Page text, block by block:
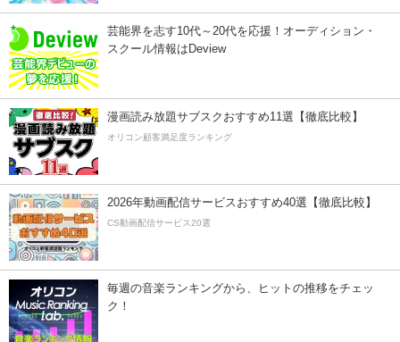
芸能界を志す10代～20代を応援！オーディション・
スクール情報はDeview
漫画読み放題サブスクおすすめ11選【徹底比較】
オリコン顧客満足度ランキング
2026年動画配信サービスおすすめ40選【徹底比較】
CS動画配信サービス20選
毎週の音楽ランキングから、ヒットの推移をチェッ
ク！